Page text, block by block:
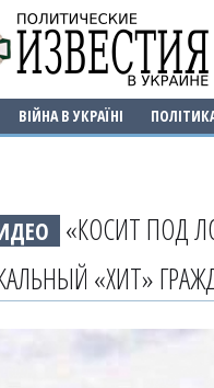
ВІЙНА В УКРАЇНІ
«КОСИТ ПОД
«ХИТ»